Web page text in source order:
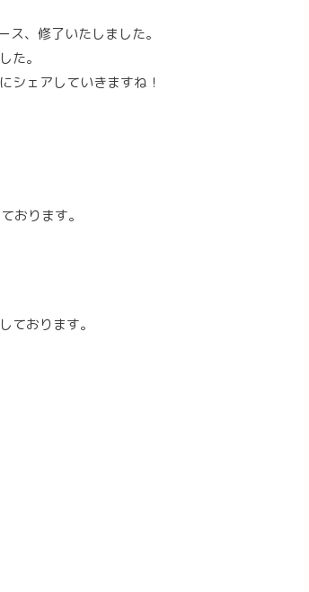
、修了いたしました。
た。
シェアしていきますね！
おります。
ております。